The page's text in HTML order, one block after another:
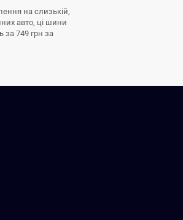
на слизькій,
авто, ці шини
за 749 грн за